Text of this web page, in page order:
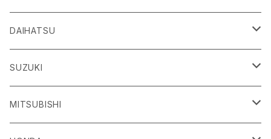
R4/5~ XEAM10/11/15・YEAM15
Ｃ-ＨＲ
H28/12~ 10/50系
ＦＪクルーザー
H22/12～H30/1 GSJ15W
ＩＱ（アイキュー）
H24/1～R2/7
ＨＳ
H21/7～H30/3
ＩＳ
H25/5～
ＬＢＸ
H19/12～ R35
ＮＴ１００クリッパートラック
H25/12～ DR16T
ＮV１００クリッパーバン/リオ
H25/12～H27/3 DR64
H27/3～ DR17
アリア
H24/3～R3/8 ZC6
R3/8～ ZD8
ＷＲＸ Ｓ４/ＳＴＩ
H26/8～R3/3 VA系
ＸＶ/ＸＶハイブリット
H25/6～H29/4 GPE
H24/10～R5/4 GP/GT（XV)
インプレッサ /G4/スポーツ
ＣＸ－３
H27/2～ DK系
ＣＸ－５
H24/2～H29/2 KE系
H29/2～R8/5 KF系
ＣＸ－８
DAIHATSU
アトレー
H17/5～ S300/S700系
アルティス
SUZUKI
eビターラ
MITSUBISHI